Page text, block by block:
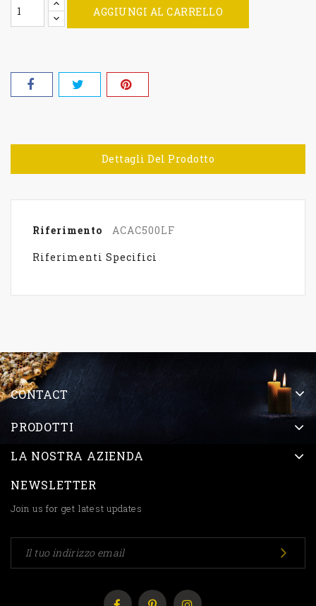
AGGIUNGI AL CARRELLO
Dettagli Del Prodotto
Riferimento
ACAC500LF
Riferimenti Specifici
CONTACT
PRODOTTI
LA NOSTRA AZIENDA
NEWSLETTER
Join us for get latest updates